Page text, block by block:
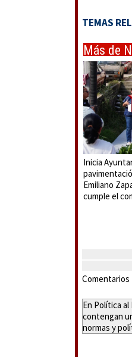
TEMAS
Más de
Inicia
Emiliano
cumple el
Comentarios
En Política
contengan
normas y